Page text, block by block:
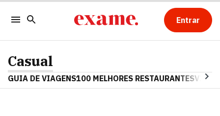
Entrar
Casual
GUIA DE VIAGENS100 MELHORES RESTAURANTES